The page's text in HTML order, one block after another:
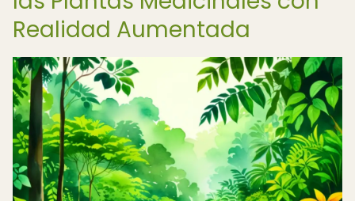
Realidad Aumentada